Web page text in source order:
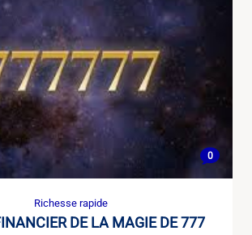
0
Richesse rapide
DE LA MAGIE DE 777